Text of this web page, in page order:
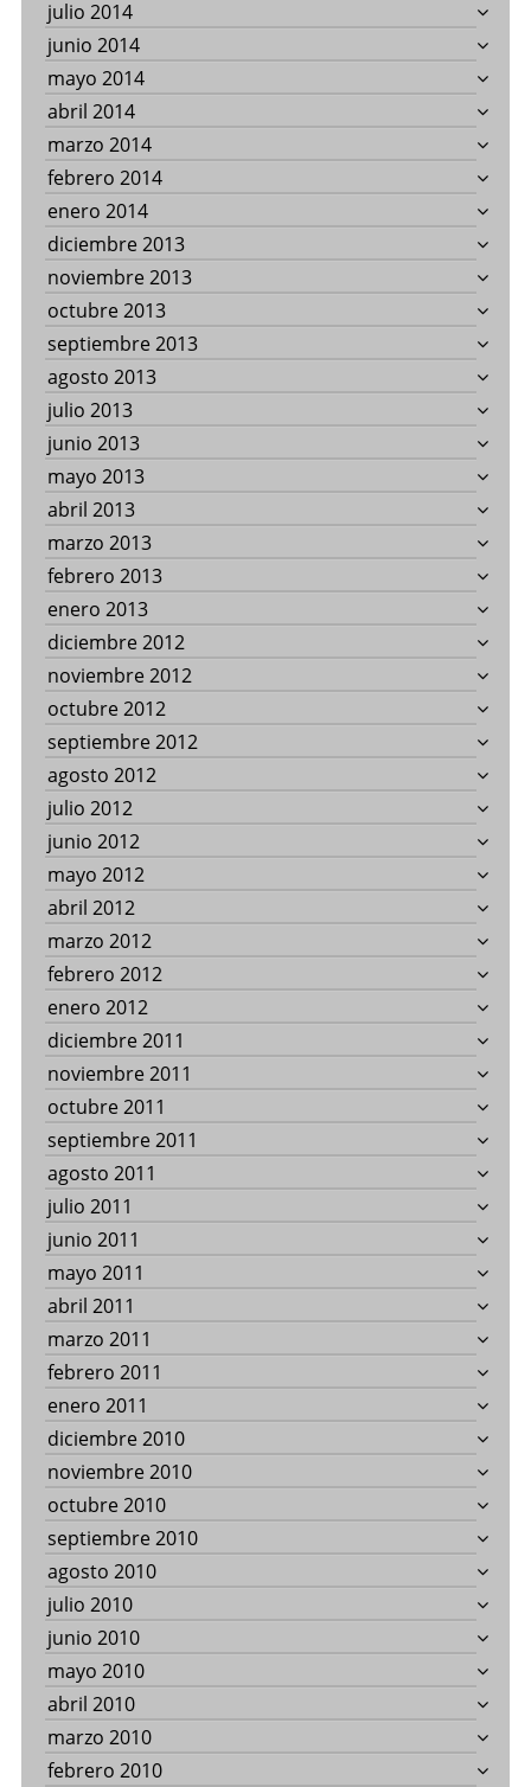
julio 2014
junio 2014
mayo 2014
abril 2014
marzo 2014
febrero 2014
enero 2014
diciembre 2013
noviembre 2013
octubre 2013
septiembre 2013
agosto 2013
julio 2013
junio 2013
mayo 2013
abril 2013
marzo 2013
febrero 2013
enero 2013
diciembre 2012
noviembre 2012
octubre 2012
septiembre 2012
agosto 2012
julio 2012
junio 2012
mayo 2012
abril 2012
marzo 2012
febrero 2012
enero 2012
diciembre 2011
noviembre 2011
octubre 2011
septiembre 2011
agosto 2011
julio 2011
junio 2011
mayo 2011
abril 2011
marzo 2011
febrero 2011
enero 2011
diciembre 2010
noviembre 2010
octubre 2010
septiembre 2010
agosto 2010
julio 2010
junio 2010
mayo 2010
abril 2010
marzo 2010
febrero 2010